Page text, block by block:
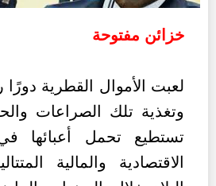
خزائن مفتوحة
لعبت الأموال القطرية
وتغذية تلك الصراعات
تستطيع تحمل أعبائها
الاقتصادية والمالية